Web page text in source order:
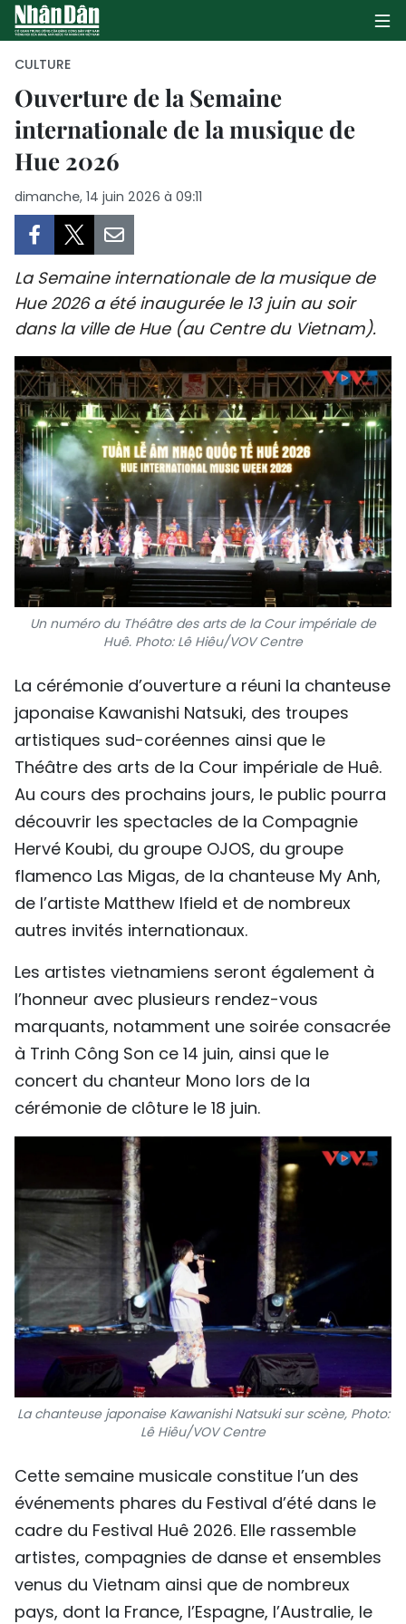
PAGE D'ACCUEIL
CULTURE
TOURISME
ENVIRONNEMENT
SPORT
FRANCOPHONIE
PAYS NATAL
INTERNATIONAL
MÉGASTORIE
INFOGRAPHIE
PHOTO
VIDÉO
À PROPOS DU "PEUPLE"
ENGLISH
中文
РУССКИЙ
ESPAÑOL
CULTURE
Ouverture de la Semaine
internationale de la musique de
Hue 2026
dimanche, 14 juin 2026 à 09:11
La Semaine internationale de la musique de
Hue 2026 a été inaugurée le 13 juin au soir
dans la ville de Hue (au Centre du Vietnam).
Un numéro du Théâtre des arts de la Cour impériale de
Huê. Photo: Lê Hiêu/VOV Centre
La cérémonie d’ouverture a réuni la chanteuse
japonaise Kawanishi Natsuki, des troupes
artistiques sud-coréennes ainsi que le
Théâtre des arts de la Cour impériale de Huê.
Au cours des prochains jours, le public pourra
découvrir les spectacles de la Compagnie
Hervé Koubi, du groupe OJOS, du groupe
flamenco Las Migas, de la chanteuse My Anh,
de l’artiste Matthew Ifield et de nombreux
autres invités internationaux.
Les artistes vietnamiens seront également à
l’honneur avec plusieurs rendez-vous
marquants, notamment une soirée consacrée
à Trinh Công Son ce 14 juin, ainsi que le
concert du chanteur Mono lors de la
cérémonie de clôture le 18 juin.
La chanteuse japonaise Kawanishi Natsuki sur scène, Photo:
Lê Hiêu/VOV Centre
Cette semaine musicale constitue l’un des
événements phares du Festival d’été dans le
cadre du Festival Huê 2026. Elle rassemble
artistes, compagnies de danse et ensembles
venus du Vietnam ainsi que de nombreux
pays, dont la France, l’Espagne, l’Australie, le